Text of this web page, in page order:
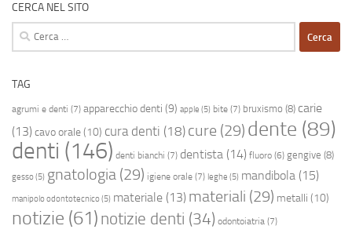
CERCA NEL SITO
Ricerca
per:
TAG
agrumi e denti (7) apparecchio denti (9) apple (5) bite (7) bruxismo (8) carie
(13) cavo orale(10) cura denti (18) cure (29) dente (89)
denti (146) denti bianchi (7) dentista (14) fluoro (6) gengive (8)
gesso(5) gnatologia (29) igiene orale (7) leghe (5) mandibola (15)
manipolo odontotecnico(5) materiale (13) materiali (29) metalli (10)
notizie (61) notizie denti (34) odontoiatria (7)